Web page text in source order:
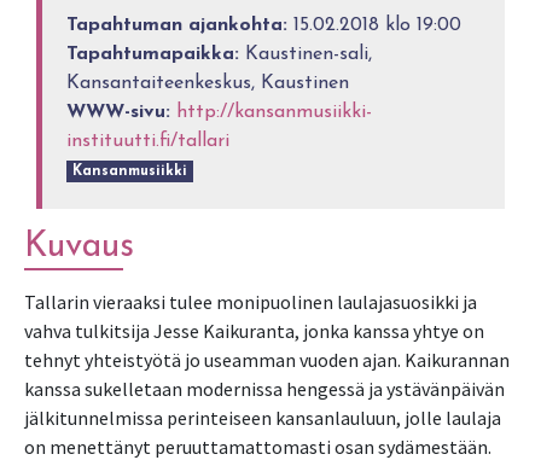
Tapahtuman ajankohta: 15.02.2018 klo 19:00
Tapahtumapaikka: Kaustinen-sali,
Kansantaiteenkeskus, Kaustinen
WWW-sivu: http://kansanmusiikki-
instituutti.fi/tallari
Kansanmusiikki
Kuvaus
Tallarin vieraaksi tulee monipuolinen laulajasuosikki ja
vahva tulkitsija Jesse Kaikuranta, jonka kanssa yhtye on
tehnyt yhteistyötä jo useamman vuoden ajan. Kaikurannan
kanssa sukelletaan modernissa hengessä ja ystävänpäivän
jälkitunnelmissa perinteiseen kansanlauluun, jolle laulaja
on menettänyt peruuttamattomasti osan sydämestään.